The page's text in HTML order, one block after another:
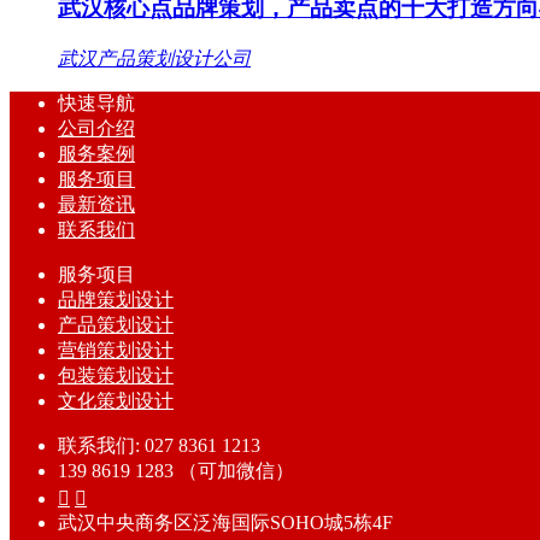
武汉核心点品牌策划，产品卖点的十大打造方
武汉产品策划设计公司
快速导航
公司介绍
服务案例
服务项目
最新资讯
联系我们
服务项目
品牌策划设计
产品策划设计
营销策划设计
包装策划设计
文化策划设计
联系我们: 027 8361 1213
139 8619 1283 （可加微信）
 
武汉中央商务区泛海国际SOHO城5栋4F